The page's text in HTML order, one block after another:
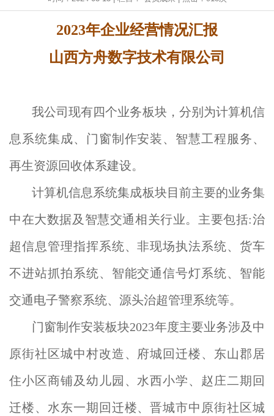
2023年企业经营情况汇报
山西方舟数字技术有限公司
我公司现有四个业务板块，分别为计算机信
息系统集成、门窗制作安装、智慧工程服务、
再生资源回收体系建设。
计算机信息系统集成板块目前主要的业务集
中在大数据及智慧交通相关行业。主要包括:治
超信息管理指挥系统、非现场执法系统、货车
不进站抓拍系统、智能交通信号灯系统、智能
交通电子警察系统、源头治超管理系统等。
门窗制作安装板块2023年度主要业务涉及中
原街社区城中村改造、府城回迁楼、东山郡居
住小区商铺及幼儿园、水西小学、赵庄二期回
迁楼、水东一期回迁楼、晋城市中原街社区城